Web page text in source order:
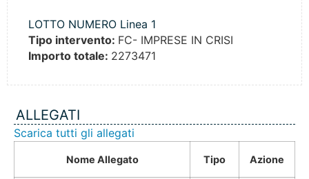
LOTTO NUMERO Linea 1
Tipo intervento: FC- IMPRESE IN CRISI
Importo totale: 2273471
ALLEGATI
Scarica tutti gli allegati
Nome Allegato Tipo Azione